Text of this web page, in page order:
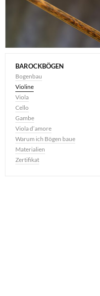
BAROCKBÖGEN
Bogenbau
Violine
Viola
Cello
Gambe
Viola d’amore
Warum ich Bögen baue
Materialien
Zertifikat